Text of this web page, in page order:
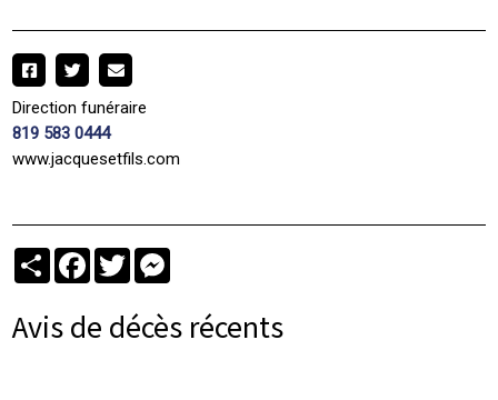
Direction funéraire
819 583 0444
www.jacquesetfils.com
PartagerFacebook
Twitter
Avis de décès récents